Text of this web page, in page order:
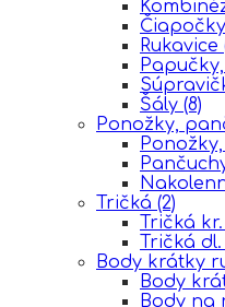
Čiapočky
Rukavice
Šály (8)
Ponožky,
Tričká (2)
Tričká
Tričká
Body krátky
Body
Body na